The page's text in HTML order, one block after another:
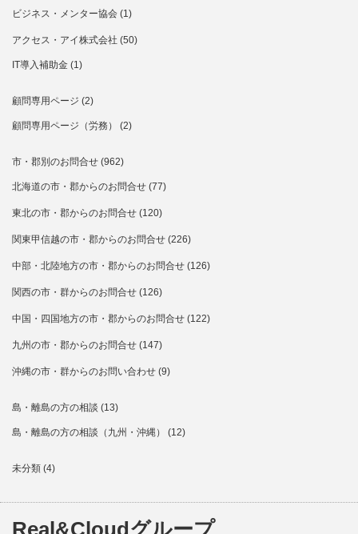
ビジネス・メンター協会 (1)
アクセス・アイ株式会社 (50)
IT導入補助金 (1)
顧問専用ページ (2)
顧問専用ページ（労務） (2)
市・郡別のお問合せ (962)
北海道の市・郡からのお問合せ (77)
東北の市・郡からのお問合せ (120)
関東甲信越の市・郡からのお問合せ (226)
中部・北陸地方の市・郡からのお問合せ (126)
関西の市・群からのお問合せ (126)
中国・四国地方の市・郡からのお問合せ (122)
九州の市・郡からのお問合せ (147)
沖縄の市・群からのお問い合わせ (9)
島・離島の方の相談 (13)
島・離島の方の相談（九州・沖縄） (12)
未分類 (4)
Real&Cloudグループ